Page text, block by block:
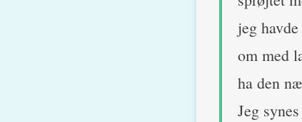
jeg
om med
ha den
Jeg